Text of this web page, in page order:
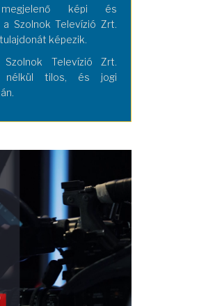
megjelenő képi és
Szolnok Televízió Zrt.
képezik.
Televízió Zrt.
nélkül tilos, és jogi